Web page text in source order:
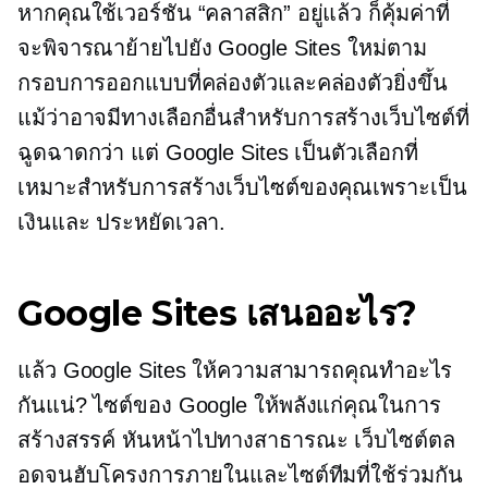
หากคุณใช้เวอร์ชัน “คลาสสิก” อยู่แล้ว ก็คุ้มค่าที่
จะพิจารณาย้ายไปยัง Google Sites ใหม่ตาม
กรอบการออกแบบที่คล่องตัวและคล่องตัวยิ่งขึ้น
แม้ว่าอาจมีทางเลือกอื่นสำหรับการสร้างเว็บไซต์ที่
ฉูดฉาดกว่า แต่ Google Sites เป็นตัวเลือกที่
เหมาะสำหรับการสร้างเว็บไซต์ของคุณเพราะเป็น
เงินและ ประหยัดเวลา.
Google Sites เสนออะไร?
แล้ว Google Sites ให้ความสามารถคุณทำอะไร
กันแน่? ไซต์ของ Google ให้พลังแก่คุณในการ
สร้างสรรค์ หันหน้าไปทางสาธารณะ เว็บไซต์ตล
อดจนฮับโครงการภายในและไซต์ทีมที่ใช้ร่วมกัน